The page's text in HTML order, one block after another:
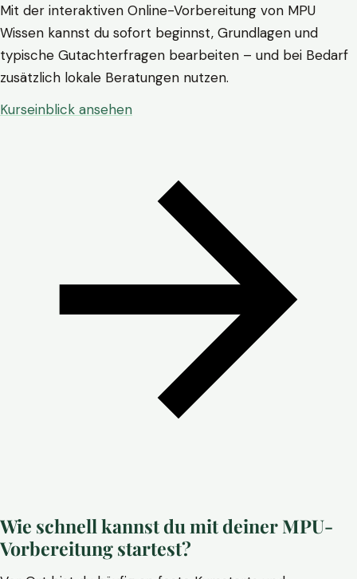
Mit der interaktiven Online-Vorbereitung von MPU
Wissen kannst du sofort beginnst, Grundlagen und
typische Gutachterfragen bearbeiten – und bei Bedarf
zusätzlich lokale Beratungen nutzen.
Kurseinblick ansehen
Wie schnell kannst du mit deiner MPU-
Vorbereitung startest?